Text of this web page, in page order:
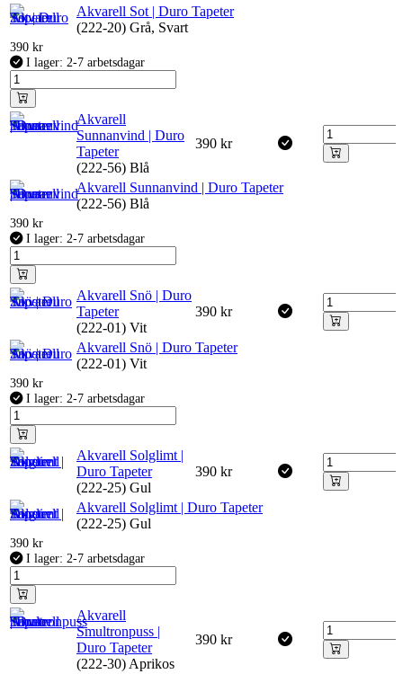
Akvarell Sot | Duro Tapeter
(222-20) Grå, Svart
390 kr
I lager: 2-7 arbetsdagar
Akvarell
Sunnanvind | Duro
Tapeter
(222-56) Blå
390 kr
Akvarell Sunnanvind | Duro Tapeter
(222-56) Blå
390 kr
I lager: 2-7 arbetsdagar
Akvarell Snö | Duro
Tapeter
(222-01) Vit
390 kr
Akvarell Snö | Duro Tapeter
(222-01) Vit
390 kr
I lager: 2-7 arbetsdagar
Akvarell Solglimt |
Duro Tapeter
(222-25) Gul
390 kr
Akvarell Solglimt | Duro Tapeter
(222-25) Gul
390 kr
I lager: 2-7 arbetsdagar
Akvarell
Smultronpuss |
Duro Tapeter
(222-30) Aprikos
390 kr